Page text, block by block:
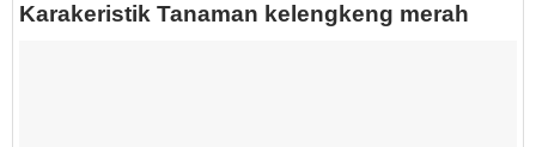
Karakeristik Tanaman kelengkeng merah